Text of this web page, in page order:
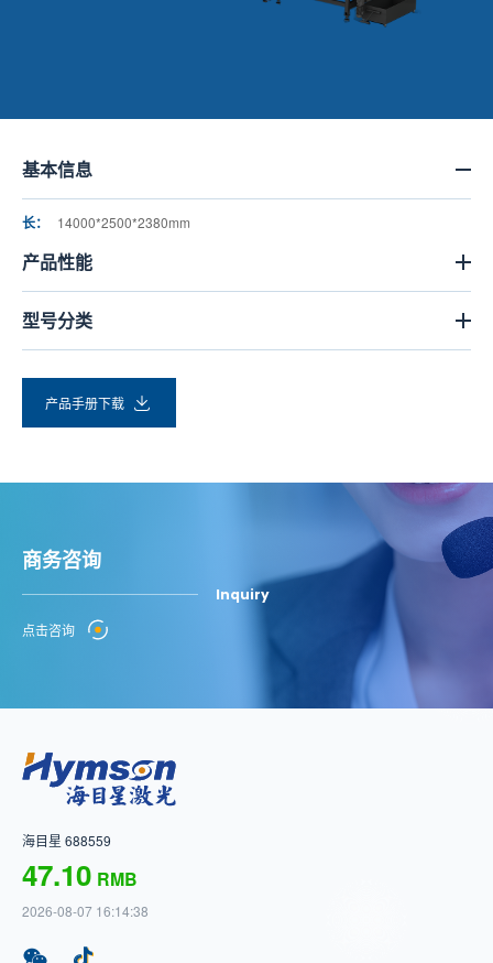
基本信息
长： 14000*2500*2380mm
产品性能
型号分类
产品手册下载
商务咨询
Inquiry
点击咨询
海目星 688559
47.10 RMB
2026-08-07 16:14:38